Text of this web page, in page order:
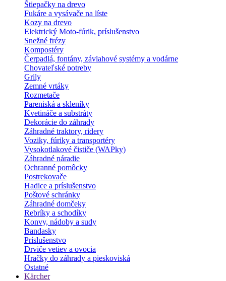
Štiepačky na drevo
Fukáre a vysávače na líste
Kozy na drevo
Elektrický Moto-fúrik, príslušenstvo
Snežné frézy
Kompostéry
Čerpadlá, fontány, závlahové systémy a vodárne
Chovateľské potreby
Grily
Zemné vrtáky
Rozmetače
Pareniská a skleníky
Kvetináče a substráty
Dekorácie do záhrady
Záhradné traktory, ridery
Voziky, fúriky a transportéry
Vysokotlakové čističe (WAPky)
Záhradné náradie
Ochranné pomôcky
Postrekovače
Hadice a príslušenstvo
Poštové schránky
Záhradné domčeky
Rebríky a schodíky
Konvy, nádoby a sudy
Bandasky
Príslušenstvo
Drviče vetiev a ovocia
Hračky do záhrady a pieskoviská
Ostatné
Kärcher